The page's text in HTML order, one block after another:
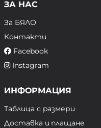
ЗА НАС
За БЯЛО
Контакти
Facebook
Instagram
ИНФОРМАЦИЯ
Таблица с размери
Доставка и плащане